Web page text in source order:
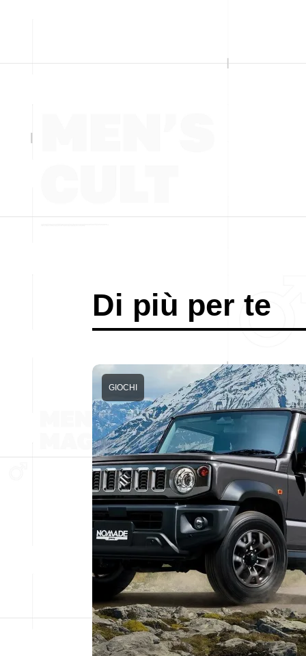
Di più per te
GIOCHI